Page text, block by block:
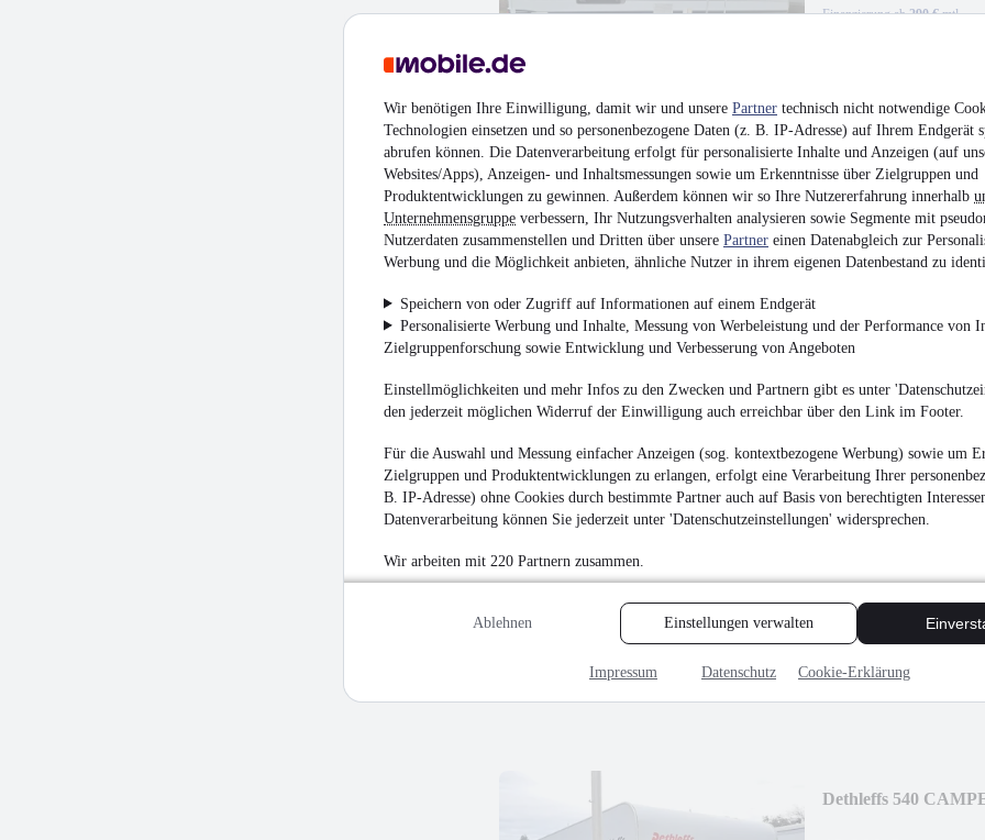
Wir benötigen Ihre Einwilligung, damit wir und unsere Partner technisch nicht notwendige
Technologien einsetzen und so personenbezogene Daten (z. B. IP-Adresse) auf Ihrem Endgerät
abrufen können. Die Datenverarbeitung erfolgt für personalisierte Inhalte und Anzeigen (auf
Websites/Apps), Anzeigen- und Inhaltsmessungen sowie um Erkenntnisse über Zielgruppen und
Produktentwicklungen zu gewinnen. Außerdem können wir so Ihre Nutzererfahrung innerhalb
Unternehmensgruppe verbessern, Ihr Nutzungsverhalten analysieren sowie Segmente mit
Nutzerdaten zusammenstellen und Dritten über unsere Partner einen Datenabgleich zur
Werbung und die Möglichkeit anbieten, ähnliche Nutzer in ihrem eigenen Datenbestand zu
Speichern von oder Zugriff auf Informationen auf einem Endgerät
Personalisierte Werbung und Inhalte, Messung von Werbeleistung und der Performance von
Zielgruppenforschung sowie Entwicklung und Verbesserung von Angeboten
Einstellmöglichkeiten und mehr Infos zu den Zwecken und Partnern gibt es unter
den jederzeit möglichen Widerruf der Einwilligung auch erreichbar über den Link im Footer.
Für die Auswahl und Messung einfacher Anzeigen (sog. kontextbezogene Werbung) sowie um
Zielgruppen und Produktentwicklungen zu erlangen, erfolgt eine Verarbeitung Ihrer
B. IP-Adresse) ohne Cookies durch bestimmte Partner auch auf Basis von berechtigten
Datenverarbeitung können Sie jederzeit unter 'Datenschutzeinstellungen' widersprechen.
Wir arbeiten mit 220 Partnern zusammen.
Ablehnen Einstellungen verwalten
Impressum Datenschutz Cookie-Erklärung
Finanzierung ab 290 € mtl.
Hobby 545 KMF LA
17.890 €
Wohnwagen•7.530
Fendt 465 TG
Finanzierung ab 324 € mtl.
7.030
Dethleffs 540